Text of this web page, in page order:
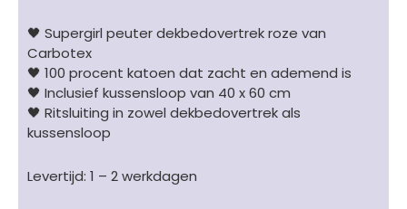
🖤 Supergirl peuter dekbedovertrek roze van
Carbotex
🖤 100 procent katoen dat zacht en ademend is
🖤 Inclusief kussensloop van 40 x 60 cm
🖤 Ritsluiting in zowel dekbedovertrek als
kussensloop
Levertijd: 1 – 2 werkdagen